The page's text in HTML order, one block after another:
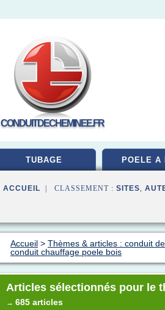
CONDUITDECHEMINEE.FR
TUBAGE POELE A
ACCUEIL | CLASSEMENT : SITES,
Accueil > Thèmes & articles : conduit
conduit chauffage poele bois
Articles sélectionnés pour le
→ 685 articles